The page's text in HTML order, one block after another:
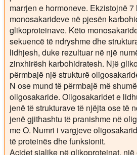
marrjen e hormoneve. Ekzistojnë
monosakarideve në pjesën
glikoproteinave. Këto
sekuencë të ndryshme dhe
lidhjesh, duke rezultuar në një
zinxhirësh karbohidratesh. Një
përmbajë një strukturë
N ose mund të përmbajë më
oligosakaride. Oligosakaridet e
jenë të strukturave të njëjta ose të
jenë gjithashtu të pranishme në
me O. Numri i vargjeve
të proteinës dhe funksionit.
Acidet sialike në glikoproteinat,